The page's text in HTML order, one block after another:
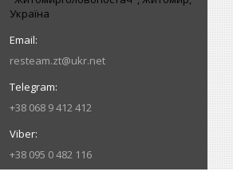
Україна
resteam.zt@ukr.net
+38 068 9 412 412
+38 095 0 482 116